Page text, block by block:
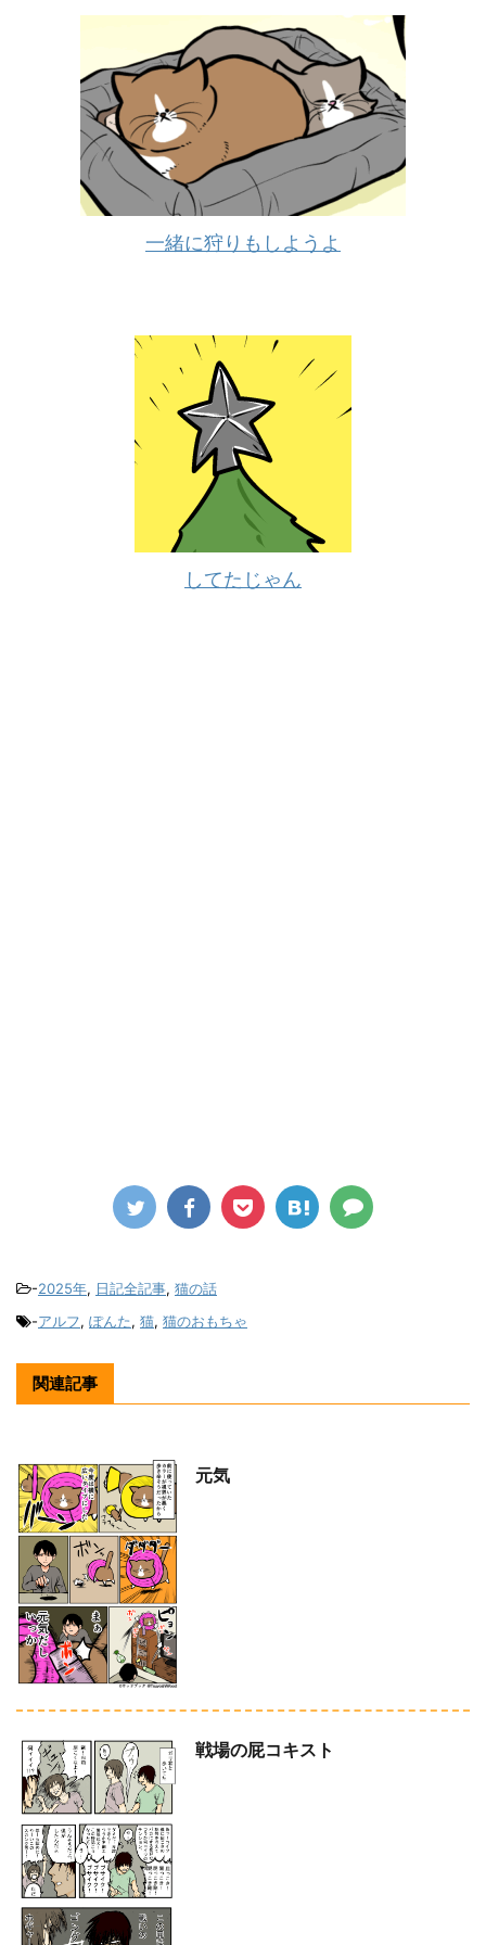
一緒に狩りもしようよ
してたじゃん
-2025年, 日記全記事, 猫の話
-アルフ, ぽんた, 猫, 猫のおもちゃ
関連記事
元気
戦場の屁コキスト